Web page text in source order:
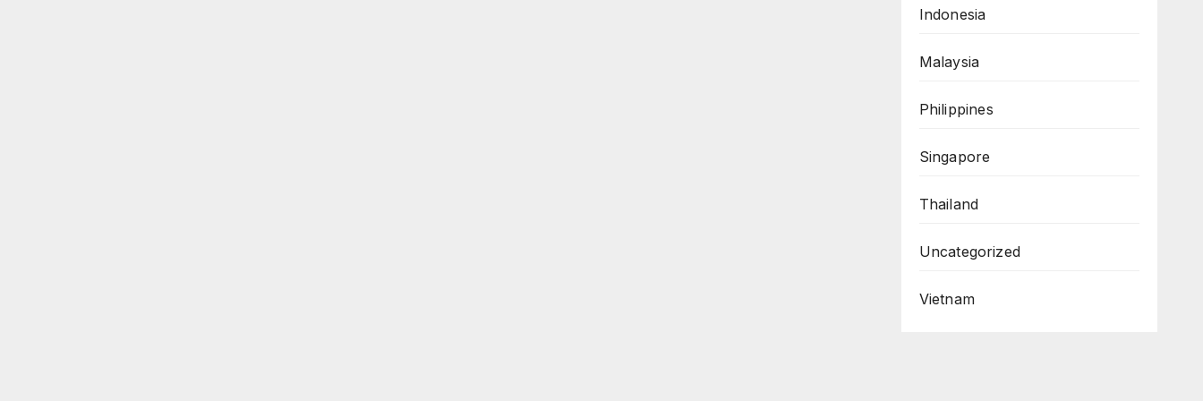
Indonesia
Malaysia
Philippines
Singapore
Thailand
Uncategorized
Vietnam